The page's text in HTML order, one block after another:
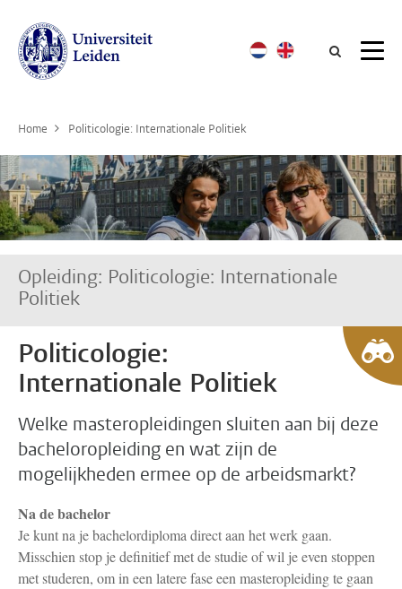
Home Politicologie: Internationale Politiek
Opleiding: Politicologie: Internationale
Politiek
Politicologie:
Internationale Politiek
Welke masteropleidingen sluiten aan bij deze
bacheloropleiding en wat zijn de
mogelijkheden ermee op de arbeidsmarkt?
Na de bachelor
Je kunt na je bachelordiploma direct aan het werk gaan.
Misschien stop je definitief met de studie of wil je even stoppen
met studeren, om in een latere fase een masteropleiding te gaan